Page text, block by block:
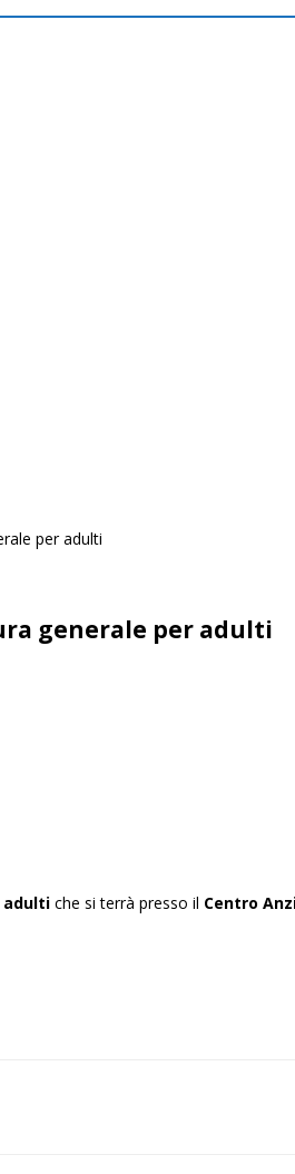
per adulti
generale per adulti
adulti che si terrà presso il Centro